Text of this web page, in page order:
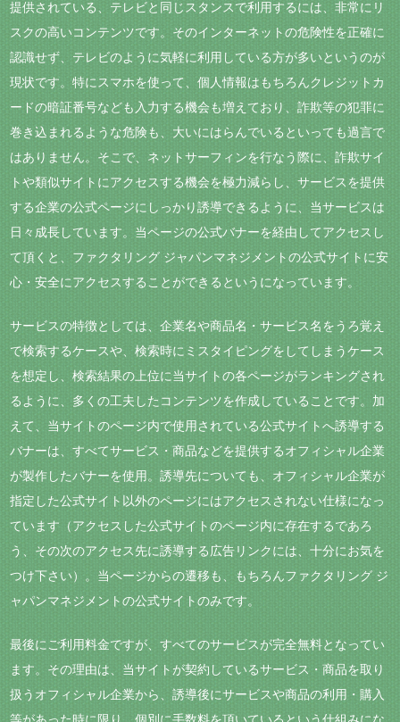
提供されている、テレビと同じスタンスで利用するには、非常にリ
スクの高いコンテンツです。そのインターネットの危険性を正確に
認識せず、テレビのように気軽に利用している方が多いというのが
現状です。特にスマホを使って、個人情報はもちろんクレジットカ
ードの暗証番号なども入力する機会も増えており、詐欺等の犯罪に
巻き込まれるような危険も、大いにはらんでいるといっても過言で
はありません。そこで、ネットサーフィンを行なう際に、詐欺サイ
トや類似サイトにアクセスする機会を極力減らし、サービスを提供
する企業の公式ページにしっかり誘導できるように、当サービスは
日々成長しています。当ページの公式バナーを経由してアクセスし
て頂くと、ファクタリング ジャパンマネジメントの公式サイトに安
心・安全にアクセスすることができるというになっています。
サービスの特徴としては、企業名や商品名・サービス名をうろ覚え
で検索するケースや、検索時にミスタイピングをしてしまうケース
を想定し、検索結果の上位に当サイトの各ページがランキングされ
るように、多くの工夫したコンテンツを作成していることです。加
えて、当サイトのページ内で使用されている公式サイトへ誘導する
バナーは、すべてサービス・商品などを提供するオフィシャル企業
が製作したバナーを使用。誘導先についても、オフィシャル企業が
指定した公式サイト以外のページにはアクセスされない仕様になっ
ています（アクセスした公式サイトのページ内に存在するであろ
う、その次のアクセス先に誘導する広告リンクには、十分にお気を
つけ下さい）。当ページからの遷移も、もちろんファクタリング ジ
ャパンマネジメントの公式サイトのみです。
最後にご利用料金ですが、すべてのサービスが完全無料となってい
ます。その理由は、当サイトが契約しているサービス・商品を取り
扱うオフィシャル企業から、誘導後にサービスや商品の利用・購入